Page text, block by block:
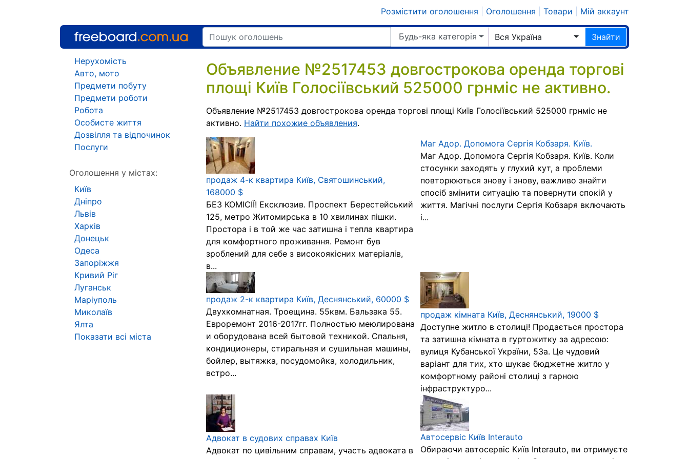
Розмістити оголошення Оголошення Товари Мій аккаунт
Будь-яка категорія Вся Україна Знайти
Объявление №2517453 довгострокова оренда торгові
площі Київ Голосіївський 525000 грнміс не активно.
Объявление №2517453 довгострокова оренда торгові площі Київ Голосіївський 525000 грнміс не
активно. Найти похожие объявления.
продаж 4-к квартира Київ, Святошинський,
168000 $
БЕЗ КОМІСІЇ! Ексклюзив. Проспект Берестейський
125, метро Житомирська в 10 хвилинах пішки.
Простора і в той же час затишна і тепла квартира
для комфортного проживання. Ремонт був
зроблений для себе з високоякісних матеріалів,
в...
Маг Адор. Допомога Сергія Кобзаря. Київ.
Маг Адор. Допомога Сергія Кобзаря. Київ. Коли
стосунки заходять у глухий кут, а проблеми
повторюються знову і знову, важливо знайти
спосіб змінити ситуацію та повернути спокій у
життя. Магічні послуги Сергія Кобзаря включають
і...
продаж 2-к квартира Київ, Деснянський, 60000 $
Двухкомнатная. Троещина. 55квм. Бальзака 55.
Евроремонт 2016-2017гг. Полностью меюлирована
и оборудована всей бытовой техникой. Спальня,
кондиционеры, стиральная и сушильная машины,
бойлер, вытяжка, посудомойка, холодильник,
встро...
продаж кімната Київ, Деснянський, 19000 $
Доступне житло в столиці! Продається простора
та затишна кімната в гуртожитку за адресою:
вулиця Кубанської України, 53а. Це чудовий
варіант для тих, хто шукає бюджетне житло у
комфортному районі столиці з гарною
інфраструктуро...
Адвокат в судових справах Київ
Адвокат по цивільним справам, участь адвоката в
Автосервіс Київ Interauto
Обираючи автосервіс Київ Interauto, ви отримуєте
Нерухомість
Авто, мото
Предмети побуту
Предмети роботи
Робота
Особисте життя
Дозвілля та відпочинок
Послуги
Оголошення у містах:
Київ
Дніпро
Львів
Харків
Донецьк
Одеса
Запоріжжя
Кривий Ріг
Луганськ
Маріуполь
Миколаїв
Ялта
Показати всі міста